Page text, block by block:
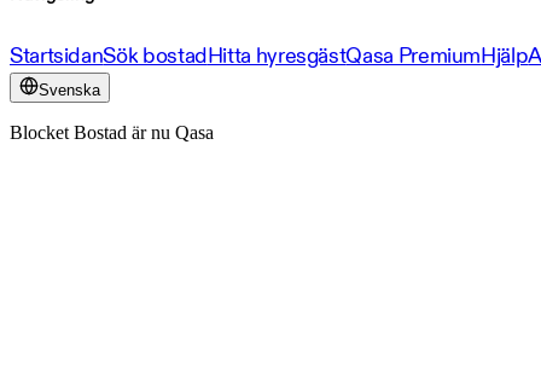
StartsidanSök bostadHitta hyresgästQasa PremiumHjälp
Svenska
Blocket Bostad är nu Qasa